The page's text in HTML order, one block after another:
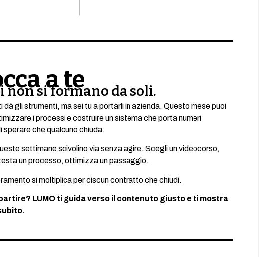
a te
non si formano da soli.
dà gli strumenti, ma sei tu a portarli in azienda. Questo mese puoi
i processi e costruire un sistema che porta numeri
sperare che qualcuno chiuda.
settimane scivolino via senza agire. Scegli un videocorso,
un processo, ottimizza un passaggio.
si moltiplica per ciscun contratto che chiudi.
LUMO ti guida verso il contenuto giusto e ti mostra